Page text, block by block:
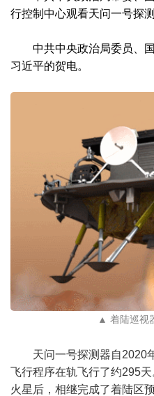
行控制中心观看天问一号探
中共中央政治局委员、
习近平的贺电。
▲ 着陆巡视
天问一号探测器自2020
飞行程序在轨飞行了约295
火星后，相继完成了着陆区